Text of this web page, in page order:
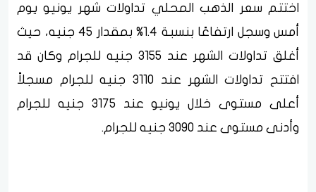
اختتم سعر الذهب المحلي تداولات شهر يونيو يوم
أمس وسجل ارتفاعًا بنسبة 1.4% بمقدار 45 جنيه، حيث
أغلق تداولات الشهر عند 3155 جنيه للجرام وكان قد
افتتح تداولات الشهر عند 3110 جنيه للجرام مسجلاً
أعلى مستوى خلال يونيو عند 3175 جنيه للجرام
وأدنى مستوى عند 3090 جنيه للجرام.